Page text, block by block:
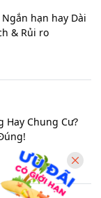
hạn hay Dài
& Rủi ro
Hay Chung Cư?